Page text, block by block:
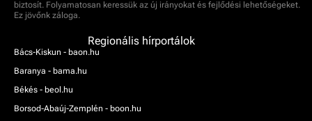
biztosít. Folyamatosan keressük az új irányokat és fejlődési lehetőségeket.
Ez jövőnk záloga.
Regionális hírportálok
Bács-Kiskun - baon.hu
Baranya - bama.hu
Békés - beol.hu
Borsod-Abaúj-Zemplén - boon.hu